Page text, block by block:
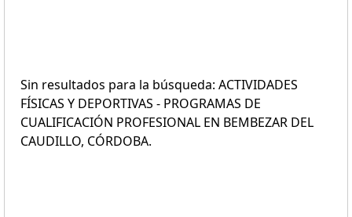
Sin resultados para la búsqueda: ACTIVIDADES
FÍSICAS Y DEPORTIVAS - PROGRAMAS DE
CUALIFICACIÓN PROFESIONAL EN BEMBEZAR DEL
CAUDILLO, CÓRDOBA.